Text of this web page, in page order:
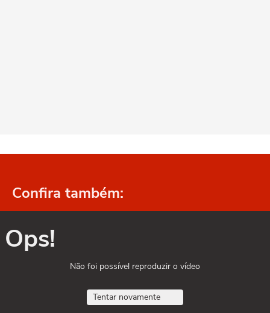
Confira também:
Ops!
Não foi possível reproduzir o vídeo
Tentar novamente